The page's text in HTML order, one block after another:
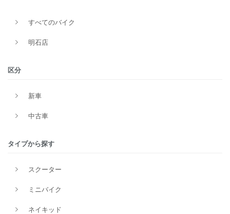
すべてのバイク
明石店
区分
新車
中古車
タイプから探す
スクーター
ミニバイク
ネイキッド
新車
タイプ
価格